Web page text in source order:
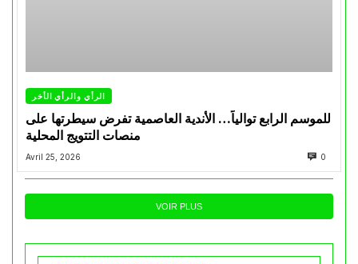
الرأي والرأي الأخر
للموسم الرابع توالياً… الأندية العاصمية تفرض سيطرتها على
منصات التتويج المحلية
Avril 25, 2026 0
VOIR PLUS